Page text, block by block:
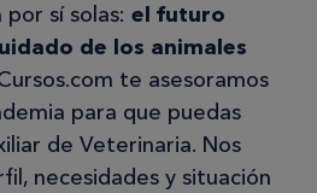
por sí solas: el futuro
de los animales
te asesoramos
para que puedas
de Veterinaria. Nos
necesidades y situación